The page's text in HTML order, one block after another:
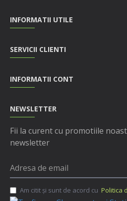
INFORMATII UTILE
SERVICII CLIENTI
INFORMATII CONT
NEWSLETTER
Fii la curent cu promotiile
newsletter
Am citit şi sunt de acord cu Politica